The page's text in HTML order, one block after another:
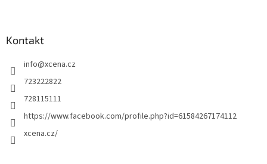
Kontakt
info@xcena.cz
723222822
728115111
https://www.facebook.com/profile.php?id=61584267174112
xcena.cz/